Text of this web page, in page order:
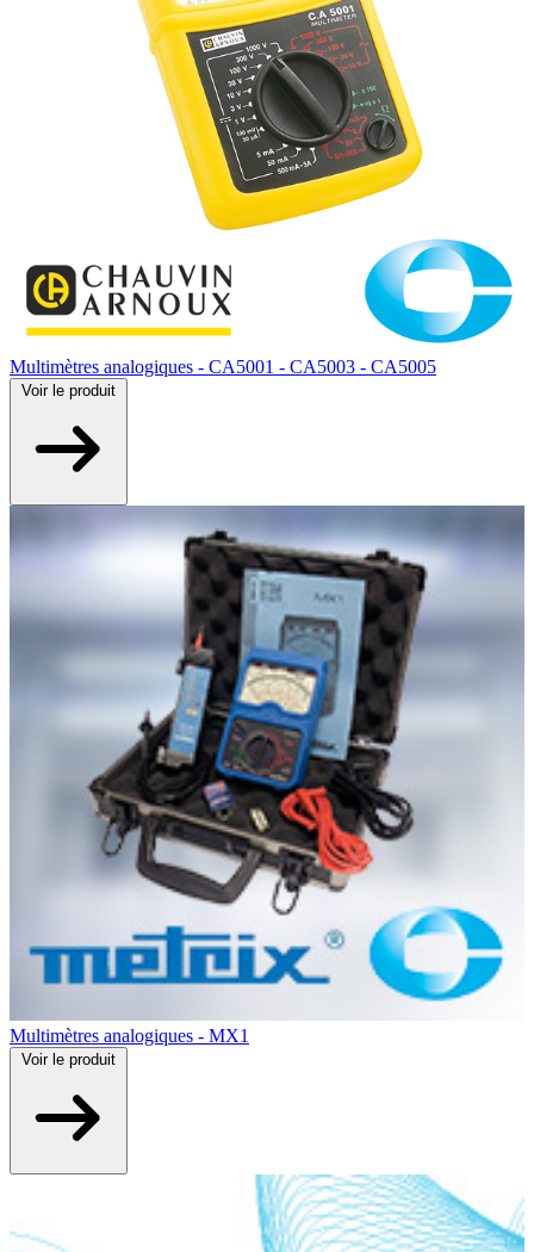
Multimètres analogiques - CA5001 - CA5003 - CA5005
Voir le produit
Multimètres analogiques - MX1
Voir le produit